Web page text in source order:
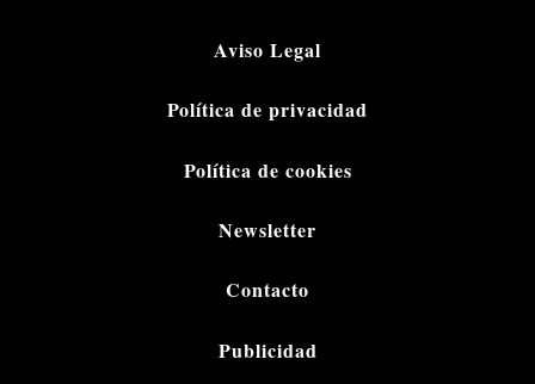
Aviso Legal
Política de privacidad
Política de cookies
Newsletter
Contacto
Publicidad